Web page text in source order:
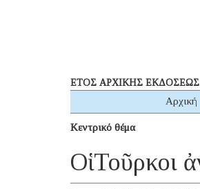
ΕΤΟΣ ΑΡΧΙΚΗΣ ΕΚΔΟΣΕΩΣ
Αρχική
Κεντρικό θέμα
Οἱ Τοῦρκοι